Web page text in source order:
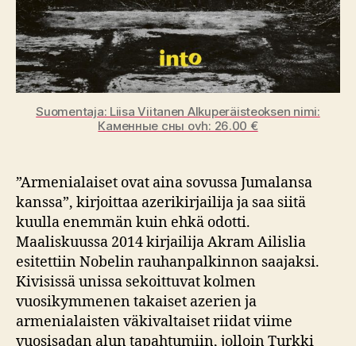
Suomentaja: Liisa ­Viitanen Alkuperäisteoksen nimi:
Каменные сны ovh: 26.00 €
”Armenialaiset ovat aina sovussa Jumalansa
kanssa”, kirjoittaa azerikirjailija ja saa siitä
kuulla enemmän kuin ehkä odotti.
Maaliskuussa 2014 kirjailija Akram Ailislia
esitettiin Nobelin rauhanpalkinnon saajaksi.
Kivisissä unissa sekoittuvat kolmen
vuosikymmenen takaiset azerien ja
armenialaisten väkivaltaiset riidat viime
vuosisadan alun tapahtumiin, jolloin Turkki